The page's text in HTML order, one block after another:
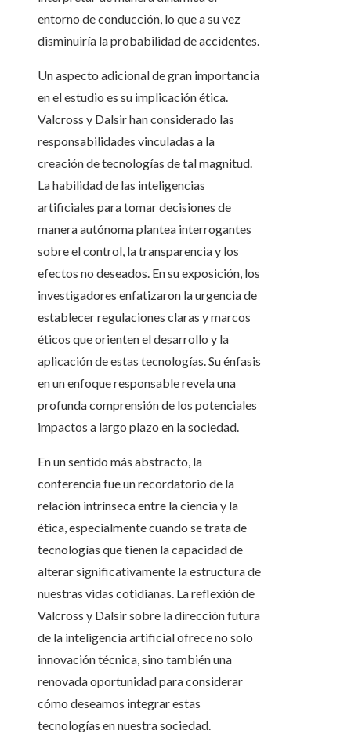
entorno de conducción, lo que a su vez
disminuiría la probabilidad de accidentes.
Un aspecto adicional de gran importancia
en el estudio es su implicación ética.
Valcross y Dalsir han considerado las
responsabilidades vinculadas a la
creación de tecnologías de tal magnitud.
La habilidad de las inteligencias
artificiales para tomar decisiones de
manera autónoma plantea interrogantes
sobre el control, la transparencia y los
efectos no deseados. En su exposición, los
investigadores enfatizaron la urgencia de
establecer regulaciones claras y marcos
éticos que orienten el desarrollo y la
aplicación de estas tecnologías. Su énfasis
en un enfoque responsable revela una
profunda comprensión de los potenciales
impactos a largo plazo en la sociedad.
En un sentido más abstracto, la
conferencia fue un recordatorio de la
relación intrínseca entre la ciencia y la
ética, especialmente cuando se trata de
tecnologías que tienen la capacidad de
alterar significativamente la estructura de
nuestras vidas cotidianas. La reflexión de
Valcross y Dalsir sobre la dirección futura
de la inteligencia artificial ofrece no solo
innovación técnica, sino también una
renovada oportunidad para considerar
cómo deseamos integrar estas
tecnologías en nuestra sociedad.